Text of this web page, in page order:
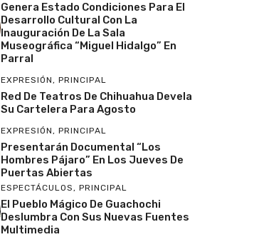
Genera Estado Condiciones Para El
Desarrollo Cultural Con La
Inauguración De La Sala
Museográfica “Miguel Hidalgo” En
Parral
EXPRESIÓN, PRINCIPAL
Red De Teatros De Chihuahua Devela
Su Cartelera Para Agosto
EXPRESIÓN, PRINCIPAL
Presentarán Documental “Los
Hombres Pájaro” En Los Jueves De
Puertas Abiertas
ESPECTÁCULOS, PRINCIPAL
El Pueblo Mágico De Guachochi
Deslumbra Con Sus Nuevas Fuentes
Multimedia